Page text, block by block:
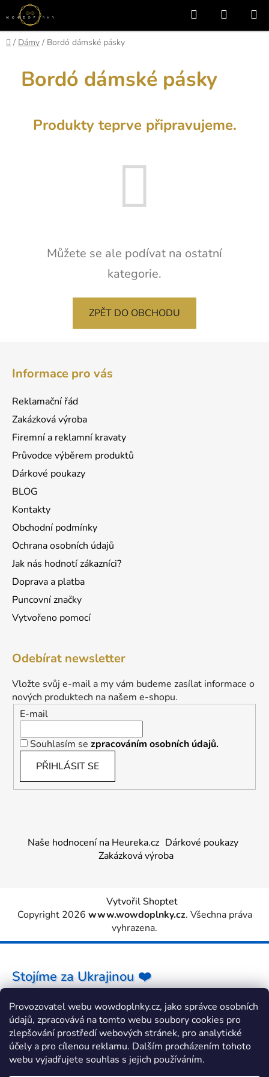
Provozovatel webu wowdoplnky.cz, jako správce osobních
údajů, zpracovává na tomto webu soubory cookies pro
zlepšování prostředí webových stránek, pro analytické
účely a pro cílenou reklamu. Dalším procházením tohoto
webu vyjadřujete souhlas s jejich používáním.
Přejít
na
obsah
Hledat
KOŠÍK
Domů
/ Dámy / Bordó dámské pásky
Bordó dámské pásky
Produkty teprve připravujeme.
Můžete se ale podívat na ostatní
kategorie.
ZPĚT DO OBCHODU
Informace pro vás
Reklamační řád
Zakázková výroba
Firemní a reklamní kravaty
Průvodce výběrem produktů
Dárkové poukazy
BLOG
Kontakty
Obchodní podmínky
Ochrana osobních údajů
Jak nás hodnotí zákazníci?
Doprava a platba
Puncovní značky
Vytvořeno pomocí
Odebírat newsletter
Vložte svůj e-mail a my vám budeme zasílat informace o
nových produktech na našem e-shopu.
E-mail
Souhlasím se zpracováním osobních údajů.
PŘIHLÁSIT SE
Naše hodnocení na Heureka.cz Dárkové poukazy
Zakázková výroba
Vytvořil Shoptet
Copyright 2026 www.wowdoplnky.cz. Všechna práva
vyhrazena.
Stojíme za Ukrajinou ❤️
Jak a čím pomoci »